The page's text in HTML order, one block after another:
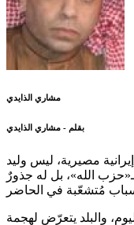
مشاري الذايدي
بقلم - مشاري الذايدي
إيرانية مصيرية، ليس وليد
الله»، بل له جذورٌ
والبلد يتعرّض لهجمة